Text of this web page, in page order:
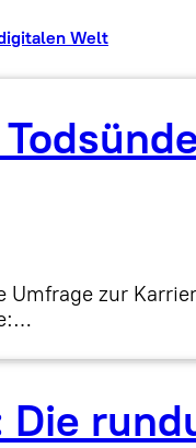
Welt
Umfrage zur
Die